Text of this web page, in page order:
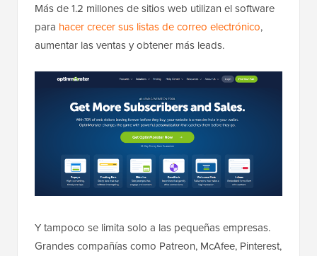
Más de 1.2 millones de sitios web utilizan el software
para hacer crecer sus listas de correo electrónico,
aumentar las ventas y obtener más leads.
Y tampoco se limita solo a las pequeñas empresas.
Grandes compañías como Patreon, McAfee, Pinterest,